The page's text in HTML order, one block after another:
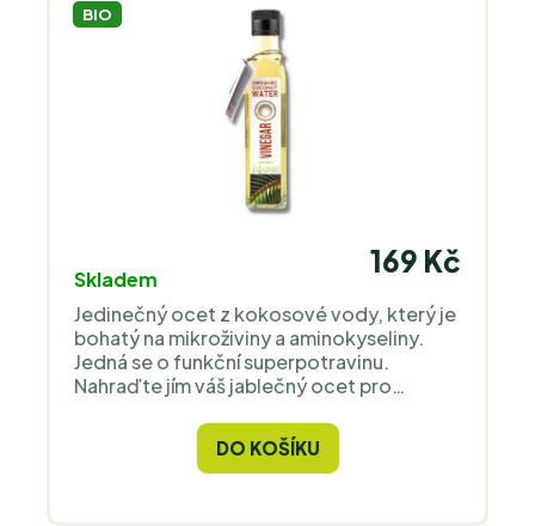
BIO
Skladem
169 Kč
Jedinečný ocet z kokosové vody, který je
bohatý na mikroživiny a aminokyseliny.
Jedná se o funkční superpotravinu.
Nahraďte jím váš jablečný ocet pro
dělejte šťávy bohaté na elektrolyty.
DO KOŠÍKU